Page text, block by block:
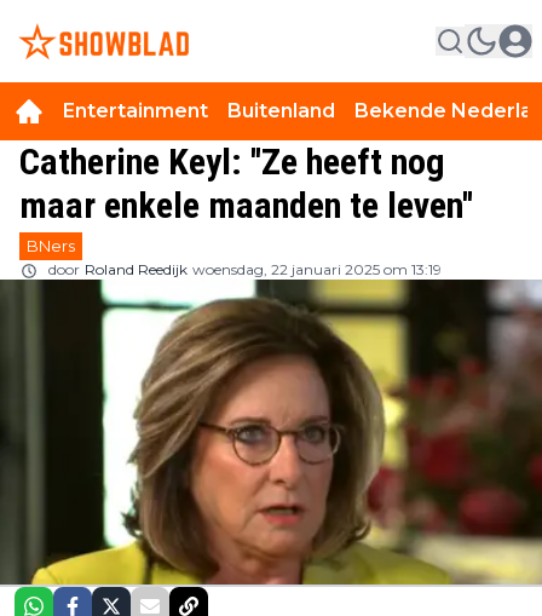
Entertainment Buitenland Bekende
Catherine Keyl: ''Ze heeft nog
maar enkele maanden te leven''
BNers
door Roland Reedijk woensdag, 22 januari 2025 om 13:19